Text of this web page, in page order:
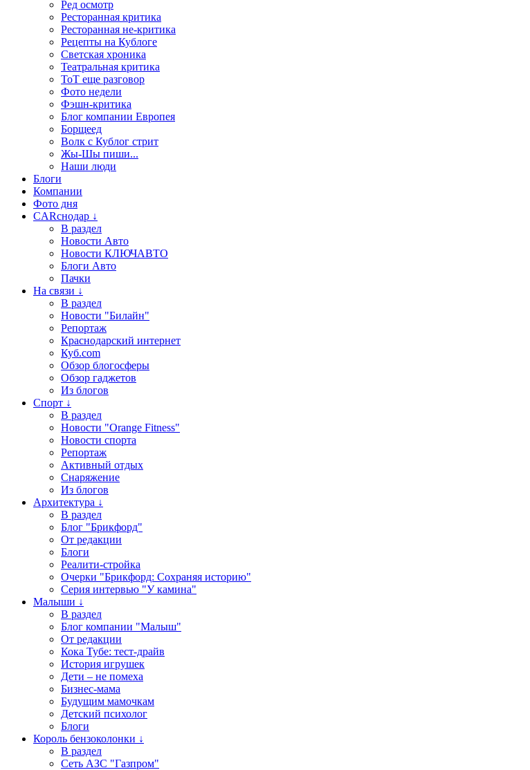
Ред осмотр
Ресторанная критика
Ресторанная не-критика
Рецепты на Кублоге
Светская хроника
Театральная критика
ТоТ еще разговор
Фото недели
Фэшн-критика
Блог компании Европея
Борщеед
Волк с Кублог стрит
Жы-Шы пиши...
Наши люди
Блоги
Компании
Фото дня
CARснодар ↓
В раздел
Новости Авто
Новости КЛЮЧАВТО
Блоги Авто
Пачки
На связи ↓
В раздел
Новости "Билайн"
Репортаж
Краснодарский интернет
Куб.com
Обзор блогосферы
Обзор гаджетов
Из блогов
Спорт ↓
В раздел
Новости "Orange Fitness"
Новости спорта
Репортаж
Активный отдых
Снаряжение
Из блогов
Архитектура ↓
В раздел
Блог "Брикфорд"
От редакции
Блоги
Реалити-стройка
Очерки "Брикфорд: Сохраняя историю"
Серия интервью "У камина"
Малыши ↓
В раздел
Блог компании "Малыш"
От редакции
Кока Тубе: тест-драйв
История игрушек
Дети – не помеха
Бизнес-мама
Будущим мамочкам
Детский психолог
Блоги
Король бензоколонки ↓
В раздел
Сеть АЗС "Газпром"